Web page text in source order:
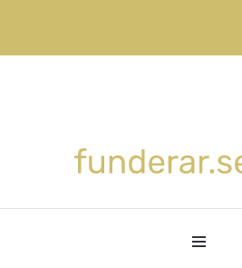
funderar.se